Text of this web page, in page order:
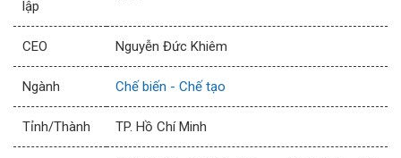
lập
CEO Nguyễn Đức Khiêm
Ngành Chế biến - Chế tạo
Tỉnh/Thành TP. Hồ Chí Minh